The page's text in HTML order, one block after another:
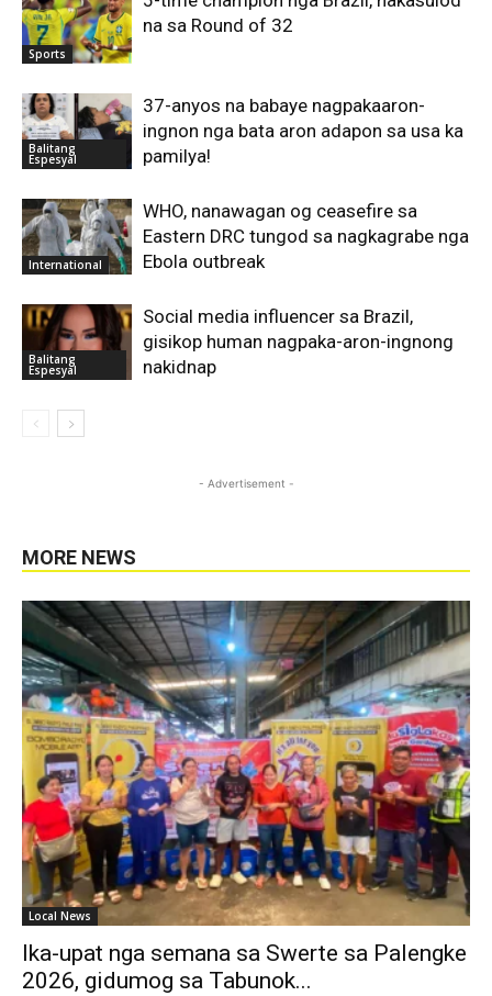
Sports
na sa Round of 32
Balitang
Espesyal
37-anyos na babaye nagpakaaron-
ingnon nga bata aron adapon sa usa ka
pamilya!
International
WHO, nanawagan og ceasefire sa
Eastern DRC tungod sa nagkagrabe nga
Ebola outbreak
Balitang
Espesyal
Social media influencer sa Brazil,
gisikop human nagpaka-aron-ingnong
nakidnap
- Advertisement -
MORE NEWS
Local News
Ika-upat nga semana sa Swerte sa Palengke
2026, gidumog sa Tabunok...